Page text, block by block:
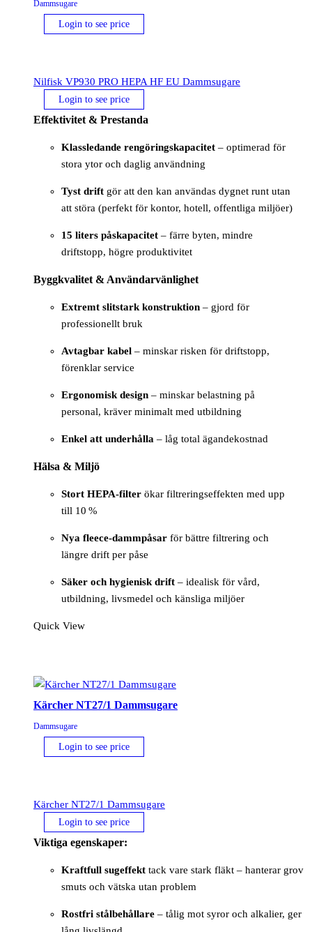
Dammsugare
Login to see price
Nilfisk VP930 PRO HEPA HF EU Dammsugare
Login to see price
Effektivitet & Prestanda
Klassledande rengöringskapacitet – optimerad för
stora ytor och daglig användning
Tyst drift gör att den kan användas dygnet runt utan
att störa (perfekt för kontor, hotell, offentliga miljöer)
15 liters påskapacitet – färre byten, mindre
driftstopp, högre produktivitet
Byggkvalitet & Användarvänlighet
Extremt slitstark konstruktion – gjord för
professionellt bruk
Avtagbar kabel – minskar risken för driftstopp,
förenklar service
Ergonomisk design – minskar belastning på
personal, kräver minimalt med utbildning
Enkel att underhålla – låg total ägandekostnad
Hälsa & Miljö
Stort HEPA-filter ökar filtreringseffekten med upp
till 10 %
Nya fleece-dammpåsar för bättre filtrering och
längre drift per påse
Säker och hygienisk drift – idealisk för vård,
utbildning, livsmedel och känsliga miljöer
Quick View
Kärcher NT27/1 Dammsugare
Dammsugare
Login to see price
Kärcher NT27/1 Dammsugare
Login to see price
Viktiga egenskaper:
Kraftfull sugeffekt tack vare stark fläkt – hanterar grov
smuts och vätska utan problem
Rostfri stålbehållare – tålig mot syror och alkalier, ger